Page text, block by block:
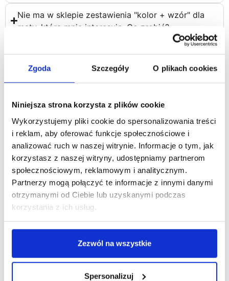
Zgoda Szczegóły O plikach cookies
Niniejsza strona korzysta z plików cookie
Wykorzystujemy pliki cookie do spersonalizowania treści
i reklam, aby oferować funkcje społecznościowe i
analizować ruch w naszej witrynie. Informacje o tym, jak
korzystasz z naszej witryny, udostępniamy partnerom
społecznościowym, reklamowym i analitycznym.
Partnerzy mogą połączyć te informacje z innymi danymi
otrzymanymi od Ciebie lub uzyskanymi podczas
korzystania z ich usług.
Zezwól na wszystkie
Spersonalizuj
Nie ma w sklepie zestawienia "kolor + wzór" dla
maty, która mnie interesuje. Co zrobić?
np. pies pogryzie matę?
Polecamy również